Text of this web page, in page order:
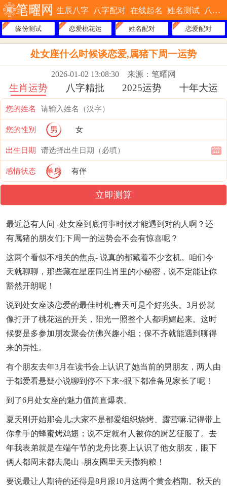
生辰八字 八字配对 在线起名 姓名测试 八字排盘
缘份测试 恋爱桃花运 姓名配对 恋爱配对
处女座什么时候谈恋爱,属猪下周一运势
2026-01-02 13:08:30 来源：笔曜网
生肖运势 八字精批 2025运势 十年大运
您的姓名
您的性别 男 女
出生日期
感情状态 单身 有伴
立即测算
最近总有人问 -处女座到底何事时候才能遇到对的人啊？还
有属猪的朋友们;下周一的运势会不会有惊喜呢？
这两个看似不相关的焦点- 说真的都藏着不少玄机。咱们今
天就聊聊，那些藏在星座同生肖里的小秘密，说不定能让你
豁然开朗呢！
说到处女座谈恋爱的最佳时机;春天可是个好兆头。3月份就
像打开了桃花运的开关，阳光一照整个人都明媚起来。这时
候要是多参加朋友聚会仿佛兴趣小组；保不齐就能遇到聊得
来的异性。
有个朋友去年3月在读书会上认识了她当前的男朋友，两人由
于都爱看悬疑小说聊到停不下来~眼下都准备见家长了呢！
到了6月处女座的魅力值简直爆表。
夏天刚开始那会儿;大家不是都爱组织烧烤、露营嘛.记得带上
你拿手的蜂蜜烤鸡翅；说不定就有人被你的厨艺征服了。去
年我表弟就是在端午节的龙舟比赛上认识了他女朋友，眼下
俩人都周末都去爬山 -朋友圈里天天撒狗粮！
要说最让人期待的还得是8月跟10月这两个黄金档期。秋天的